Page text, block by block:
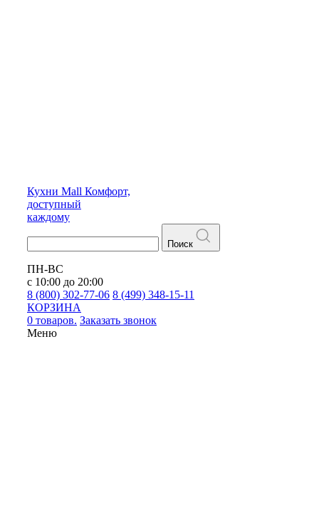
Кухни Mall Комфорт,
доступный
каждому
Поиск
ПН-ВС
с 10:00 до 20:00
8 (800) 302-77-06 8 (499) 348-15-11
КОРЗИНА
0 товаров. Заказать звонок
Меню